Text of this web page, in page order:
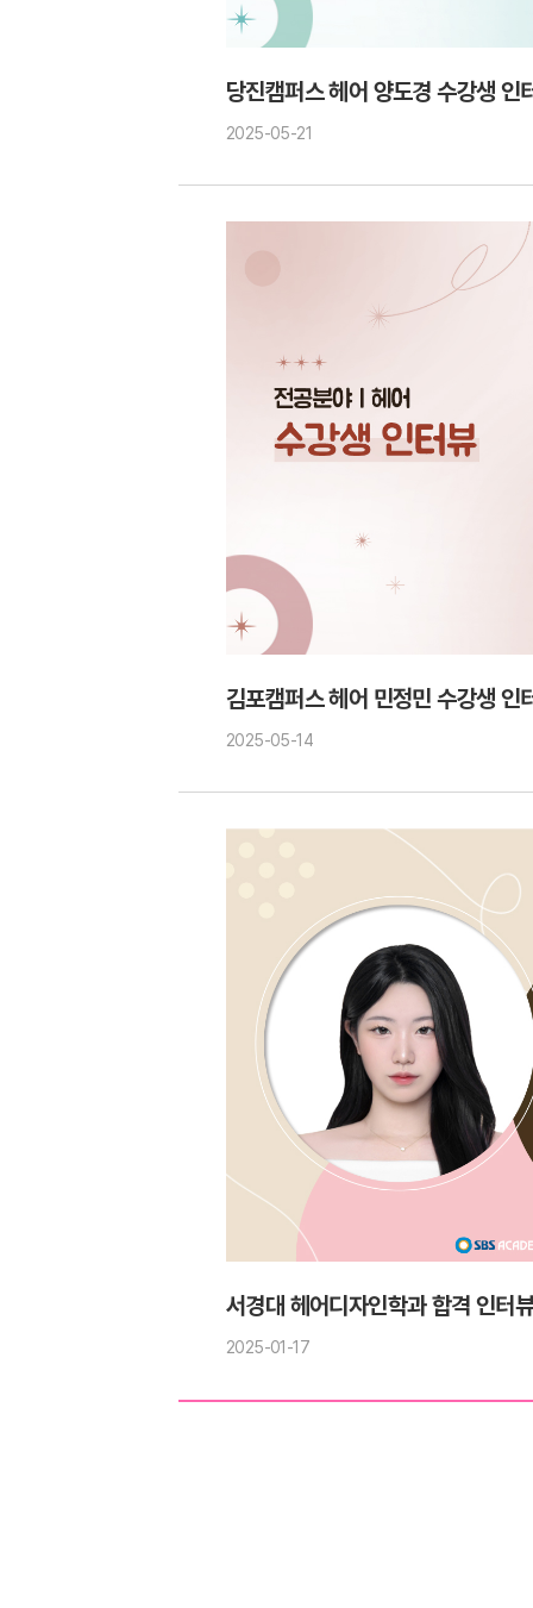
당진캠퍼스 헤어 양도경 수강생 인
2025-05-21
김포캠퍼스 헤어 민정민 수강생 인
2025-05-14
서경대 헤어디자인학과 합격 인터
2025-01-17